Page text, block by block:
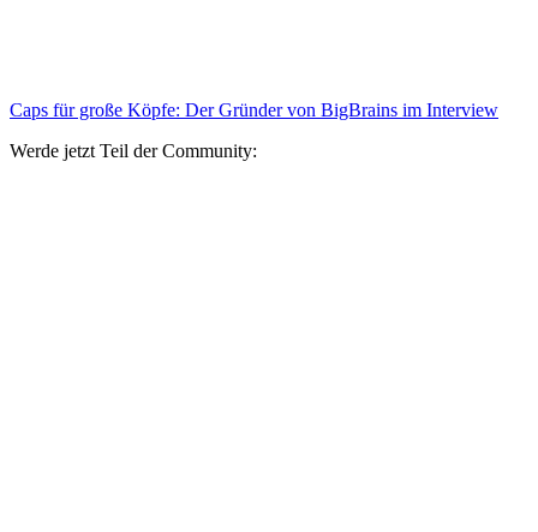
Caps für große Köpfe: Der Gründer von BigBrains im Interview
Werde jetzt Teil der Community: